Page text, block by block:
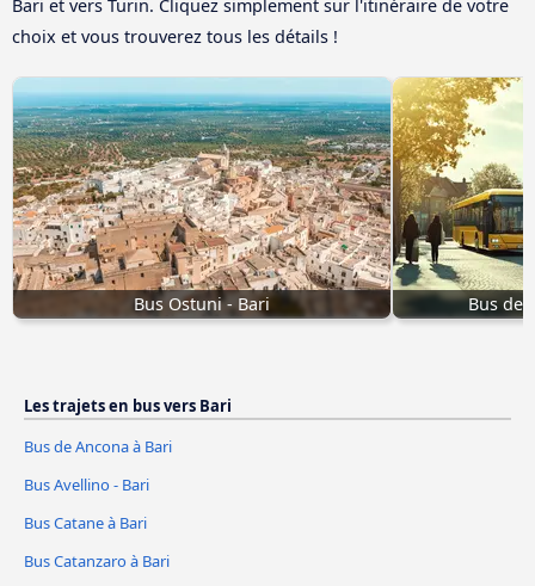
Bari et vers Turin. Cliquez simplement sur l'itinéraire de votre
choix et vous trouverez tous les détails !
Bus Ostuni - Bari Bus de
Les trajets en bus vers Bari
Bus de Ancona à Bari
Bus Avellino - Bari
Bus Catane à Bari
Bus Catanzaro à Bari